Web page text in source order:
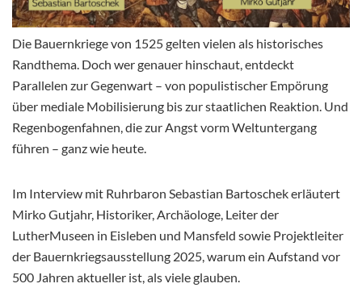
Die Bauernkriege von 1525 gelten vielen als historisches
Randthema. Doch wer genauer hinschaut, entdeckt
Parallelen zur Gegenwart – von populistischer Empörung
über mediale Mobilisierung bis zur staatlichen Reaktion. Und
Regenbogenfahnen, die zur Angst vorm Weltuntergang
führen – ganz wie heute.
Im Interview mit Ruhrbaron Sebastian Bartoschek erläutert
Mirko Gutjahr, Historiker, Archäologe, Leiter der
LutherMuseen in Eisleben und Mansfeld sowie Projektleiter
der Bauernkriegsausstellung 2025, warum ein Aufstand vor
500 Jahren aktueller ist, als viele glauben.